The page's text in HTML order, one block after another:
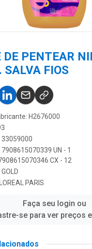
DE PENTEAR
FIOS
H2676000
33059000
UN - 1
CX - 12
GOLD
LOREAL PARIS
Faça seu login ou
se para ver preços